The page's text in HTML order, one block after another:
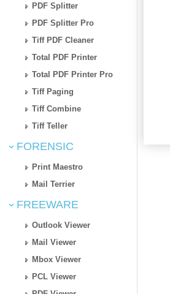
PDF Splitter
PDF Splitter Pro
Tiff PDF Cleaner
Total PDF Printer
Total PDF Printer Pro
Tiff Paging
Tiff Combine
Tiff Teller
FORENSIC
Print Maestro
Mail Terrier
FREEWARE
Outlook Viewer
Mail Viewer
Mbox Viewer
PCL Viewer